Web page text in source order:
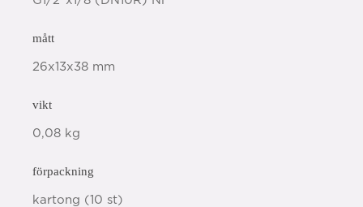
mått
26x13x38 mm
vikt
0,08 kg
förpackning
kartong (10 st)